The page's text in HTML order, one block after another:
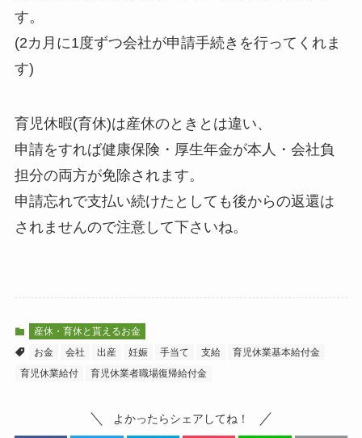
す。
(2カ月に1度ずつ会社が申請手続きを行ってくれま
す)
育児休暇(育休)は産休のときとは違い、
申請をすれば健康保険・厚生年金が本人・会社負
担分の両方が免除されます。
申請忘れで支払い続けたとしても後からの返還は
されませんので注意して下さいね。
産休・育休と貰えるお金
お金
会社 出産 妊娠 手当て 支給
育児休業基本給付金
育児休業給付
育児休業者職場復帰給付金
よかったらシェアしてね！